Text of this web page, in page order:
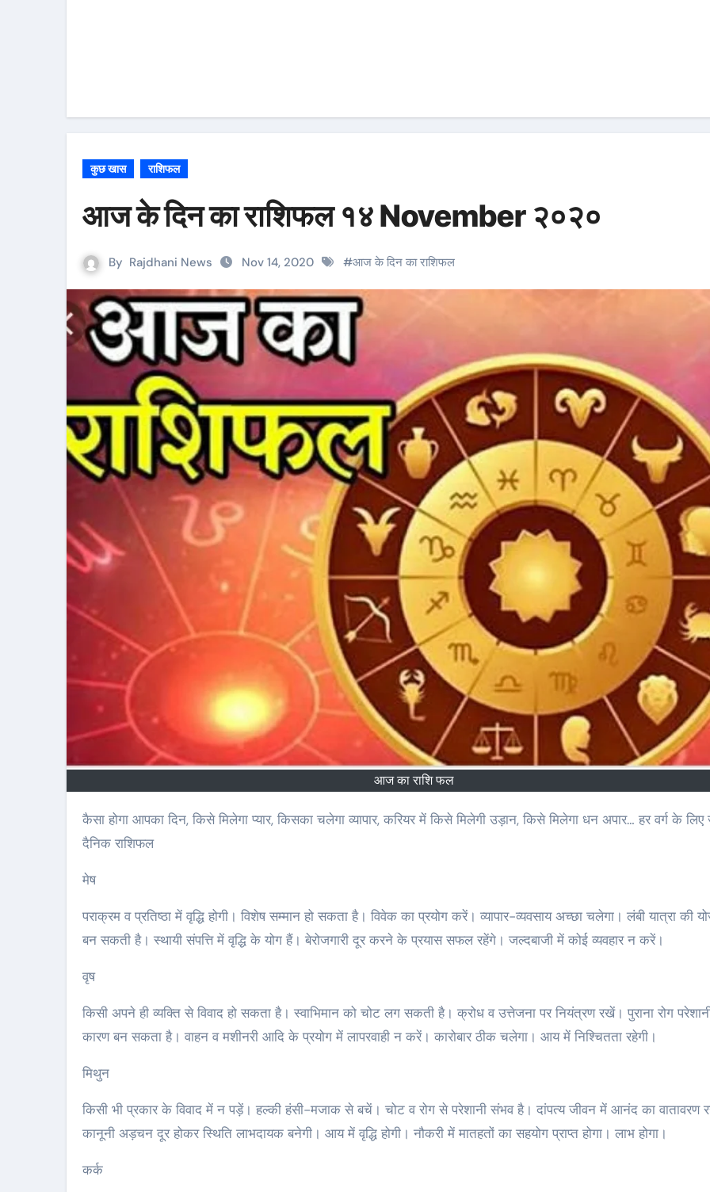
कुछ खास राशिफल
आज के दिन का राशिफल १४ November २०२०
By Rajdhani News Nov 14, 2020 #आज के दिन का राशिफल
आज का राशि फल
कैसा होगा आपका दिन, किसे मिलेगा प्यार, किसका चलेगा व्यापार, करियर में किसे मिलेगी उड़ान, किसे मिलेगा धन अपार… हर वर्ग के लिए जानिए
दैनिक राशिफल
मेष
पराक्रम व प्रतिष्ठा में वृद्धि होगी। विशेष सम्मान हो सकता है। विवेक का प्रयोग करें। व्यापार-व्यवसाय अच्‍छा चलेगा। लंबी यात्रा की
बन सकती है। स्थायी संपत्ति में वृद्धि के योग हैं। बेरोजगारी दूर करने के प्रयास सफल रहेंगे। जल्दबाजी में कोई व्यवहार न करें।
वृष
किसी अपने ही व्यक्ति से विवाद हो सकता है। स्वाभिमान को चोट लग सकती है। क्रोध व उत्तेजना पर नियंत्रण रखें। पुराना रोग
कारण बन सकता है। वाहन व मशीनरी आदि के प्रयोग में लापरवाही न करें। कारोबार ठीक चलेगा। आय में निश्चितता रहेगी।
मिथुन
किसी भी प्रकार के विवाद में न पड़ें। हल्की हंसी-मजाक से बचें। चोट व रोग से परेशानी संभव है। दांपत्य जीवन में आनंद का वातावरण
कानूनी अड़चन दूर होकर स्थिति लाभदायक बनेगी। आय में वृद्धि होगी। नौकरी में मातहतों का सहयोग प्राप्त होगा। लाभ होगा।
कर्क